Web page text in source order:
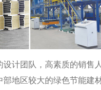
设计团队，高素质的销售
部地区较大的绿色节能建